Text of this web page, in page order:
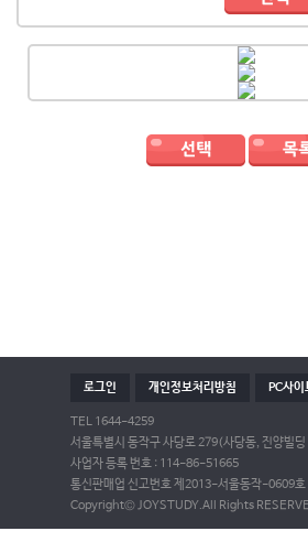
로그인 개인정보처리방침 PC사이
TEL 1644-4259
서울특별시 동작구 사당로 279(사당동, 진양빌
사업자 등록 번호 : 114-86-51665
통신판매업 신고번호 제2013-서울동작-0609호
Copyright© JOYSTUDY.All Rights